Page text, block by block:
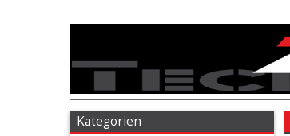
Antrieb
AuspuffKategorien